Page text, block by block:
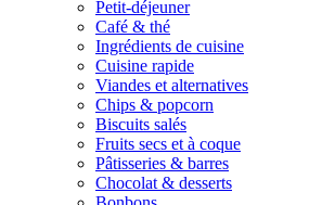
Petit-déjeuner
Café & thé
Ingrédients de cuisine
Cuisine rapide
Viandes et alternatives
Chips & popcorn
Biscuits salés
Fruits secs et à coque
Pâtisseries & barres
Chocolat & desserts